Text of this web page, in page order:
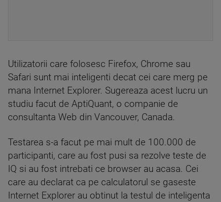
Utilizatorii care folosesc Firefox, Chrome sau
Safari sunt mai inteligenti decat cei care merg pe
mana Internet Explorer. Sugereaza acest lucru un
studiu facut de AptiQuant, o companie de
consultanta Web din Vancouver, Canada.
Testarea s-a facut pe mai mult de 100.000 de
participanti, care au fost pusi sa rezolve teste de
IQ si au fost intrebati ce browser au acasa. Cei
care au declarat ca pe calculatorul se gaseste
Internet Explorer au obtinut la testul de inteligenta